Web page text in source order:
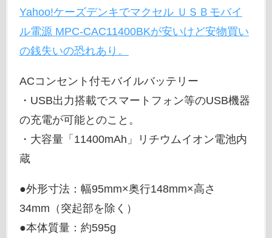
Yahoo!ケーズデンキでマクセル ＵＳＢモバイ
ル電源 MPC-CAC11400BKが安いけど安物買い
の銭失いの恐れあり。
ACコンセント付モバイルバッテリー
・USB出力搭載でスマートフォン等のUSB機器
の充電が可能とのこと。
・大容量「11400mAh」リチウムイオン電池内
蔵
●外形寸法：幅95mm×奥行148mm×高さ
34mm（突起部を除く）
●本体質量：約595g